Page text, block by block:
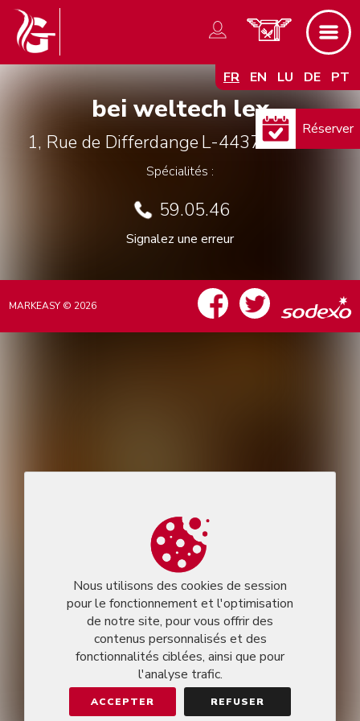
FR EN LU DE PT
bei weltech lex
1, Rue de Differdange L-4437 Soleuvre
Spécialités :
59.05.46
Signalez une erreur
Réserver
Nous utilisons des cookies de session
pour le fonctionnement et l'optimisation
de notre site, pour vous offrir des
contenus personnalisés et des
fonctionnalités ciblées, ainsi que pour
l'analyse trafic.
ACCEPTER REFUSER
MARKEASY © 2026